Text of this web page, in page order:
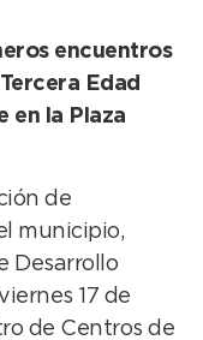
encuentros
Edad
en la Plaza
de
municipio,
Desarrollo
17 de
de Centros de